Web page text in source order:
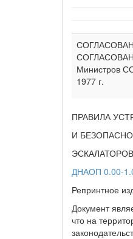
Министров
1977 г.
ПРАВИЛА
И
ЭСКАЛАТОРОВ
ДНАОП 0.00-
Репринтное
Документ
что на